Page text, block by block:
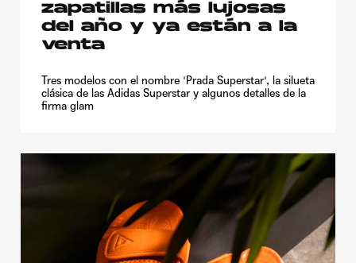
zapatillas más lujosas
del año y ya están a la
venta
Tres modelos con el nombre 'Prada Superstar', la silueta
clásica de las Adidas Superstar y algunos detalles de la
firma glam